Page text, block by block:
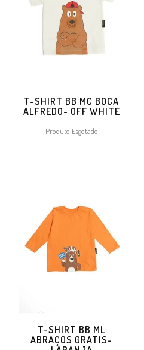
T-SHIRT BB MC BOCA
ALFREDO- OFF WHITE
Produto Esgotado
T-SHIRT BB ML
ABRAÇOS GRATIS-